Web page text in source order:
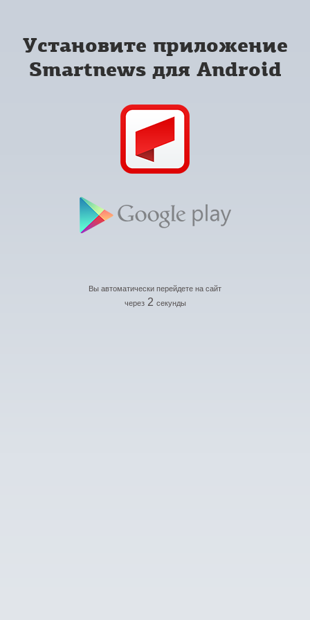
Установите приложение
Smartnews для Android
Вы автоматически перейдете на сайт
через 2 секунды